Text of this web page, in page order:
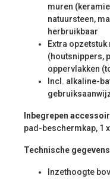
muren
natuursteen,
herbruikbaar
Extra
(houtsnippers,
oppervlakken
Incl. alkaline-
Inbegrepen
pad-beschermkap, 1
Technische gegevens
Inzethoogte